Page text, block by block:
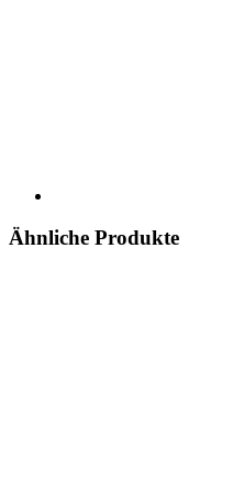
Ähnliche Produkte